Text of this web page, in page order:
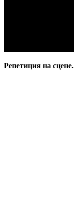
Репетиция на сцене.